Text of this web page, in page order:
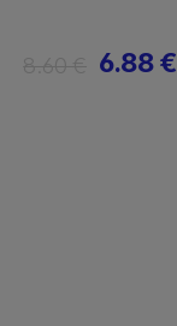
6.88 €